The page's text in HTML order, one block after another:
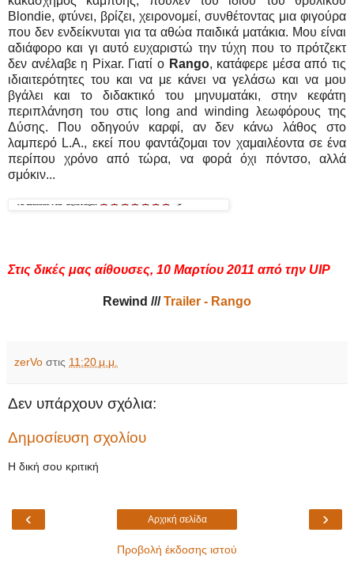
Blondie, φτύνει, βρίζει, χειρονομεί, συνθέτοντας μια φιγούρα
που δεν ενδείκνυται για τα αθώα παιδικά ματάκια. Μου είναι
αδιάφορο και γι αυτό ευχαριστώ την τύχη που το πρότζεκτ
δεν ανέλαβε η Pixar. Γιατί ο Rango, κατάφερε μέσα από τις
ιδιαιτερότητες του και να με κάνει να γελάσω και να μου
βγάλει και το διδακτικό του μηνυματάκι, στην κεφάτη
περιπλάνηση του στις long and winding λεωφόρους της
Δύσης. Που οδηγούν καρφί, αν δεν κάνω λάθος στο
λαμπερό L.A., εκεί που φαντάζομαι τον χαμαιλέοντα σε ένα
περίπου χρόνο από τώρα, να φορά όχι πόντσο, αλλά
σμόκιν...
Στις δικές μας αίθουσες, 10 Μαρτίου 2011 από την UIP
Rewind /// Trailer - Rango
zerVo στις 11:20 μ.μ.
Δεν υπάρχουν σχόλια:
Δημοσίευση σχολίου
Η δική σου κριτική
‹ ›
Αρχική σελίδα
Προβολή έκδοσης ιστού